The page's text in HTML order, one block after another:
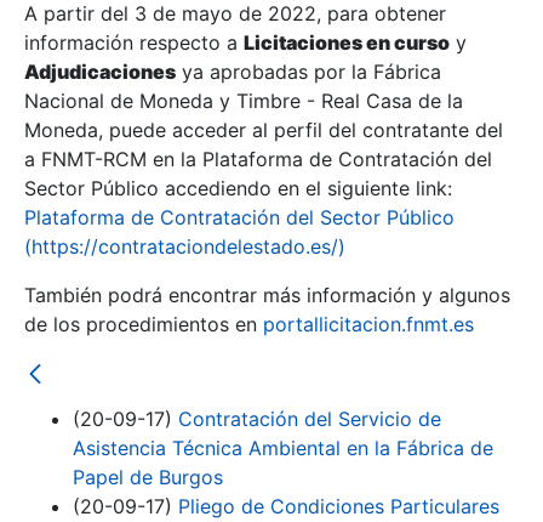
Erakutsi/Ezkutatu
Erakutsi/Ezkutatu
Erakutsi/Ezkutatu
Erakutsi/Ezkutatu
A partir del 3 de mayo de 2022, para obtener
información respecto a Licitaciones en curso y
Adjudicaciones ya aprobadas por la Fábrica
Nacional de Moneda y Timbre - Real Casa de la
Moneda, puede acceder al perfil del contratante del
a FNMT-RCM en la Plataforma de Contratación del
Sector Público accediendo en el siguiente link:
Plataforma de Contratación del Sector Público
(https://contrataciondelestado.es/)
También podrá encontrar más información y algunos
de los procedimientos en portallicitacion.fnmt.es
(20-09-17) Contratación del Servicio de
Asistencia Técnica Ambiental en la Fábrica de
Papel de Burgos
(20-09-17) Pliego de Condiciones Particulares